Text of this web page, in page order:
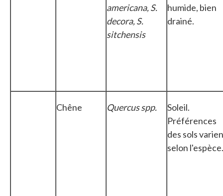
americana, S.
decora, S.
sitchensis
humide, bien
drainé.
Chêne Quercus spp.
Soleil.
Préférences
des sols
selon l'espèce.